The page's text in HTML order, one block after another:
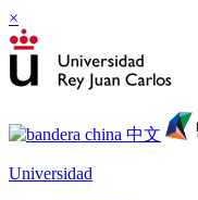
×
Universidad